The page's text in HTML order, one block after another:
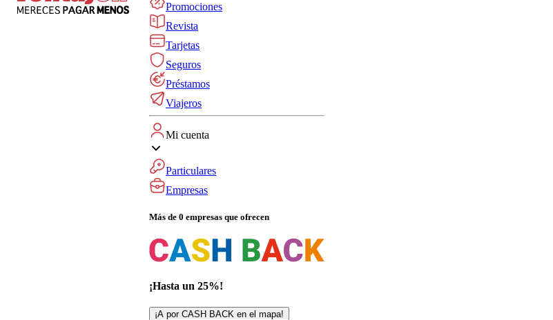
Promociones
Revista
Tarjetas
Seguros
Préstamos
Viajeros
Mi cuenta
Particulares
Empresas
Más de 0 empresas que ofrecen
¡Hasta un 25%!
¡A por CASH BACK en el mapa!